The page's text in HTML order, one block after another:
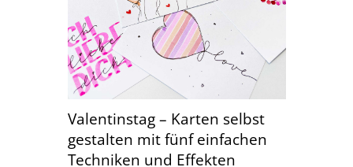
Valentinstag – Karten selbst
gestalten mit fünf einfachen
Techniken und Effekten